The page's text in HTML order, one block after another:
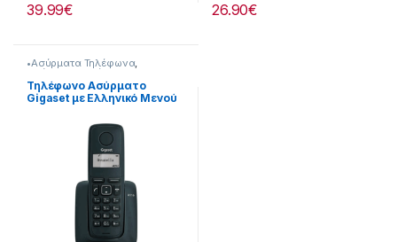
39.99€ 26.90€
•Ασύρματα Τηλέφωνα,
Ασύρματα Τηλέφωνα
Τηλεφωνία
Τηλέφωνο Ασύρματο
Gigaset με Ελληνικό Μενού